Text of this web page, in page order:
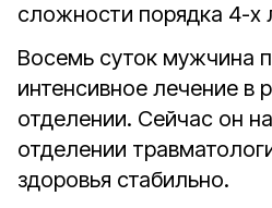
сложности порядка 4-х
Восемь суток мужчина
интенсивное лечение в
отделении. Сейчас он
отделении
здоровья стабильно.